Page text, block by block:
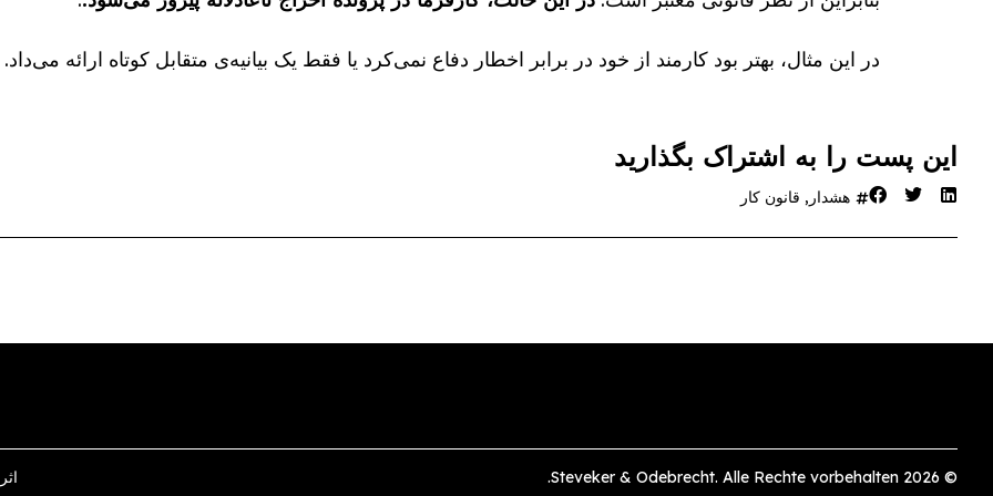
در این مثال، بهتر بود کارمند از خود در برابر اخطار دفاع نمی‌کرد یا فقط یک بیانیه‌ی متقابل کوتاه ارائه می‌داد.
این پست را به اشتراک بگذارید
هشدار , قانون کار
© 2026 Steveker & Odebrecht. Alle Rechte vorbehalten.